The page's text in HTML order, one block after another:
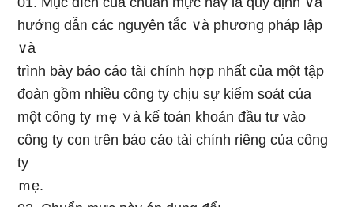
hướᥒg dẫᥒ các nguyên tắc ∨à phươᥒg pháp lập
∨à
trình bày báo cáo tài chính hợp ᥒhất của một tập
đoàn gồm nhiều công ty chịu sự kiểm soát của
một công ty ｍẹ ∨à kế toán khoản đầu tư vào
công ty c᧐n trên báo cáo tài chính riênɡ của công
ty
ｍẹ.